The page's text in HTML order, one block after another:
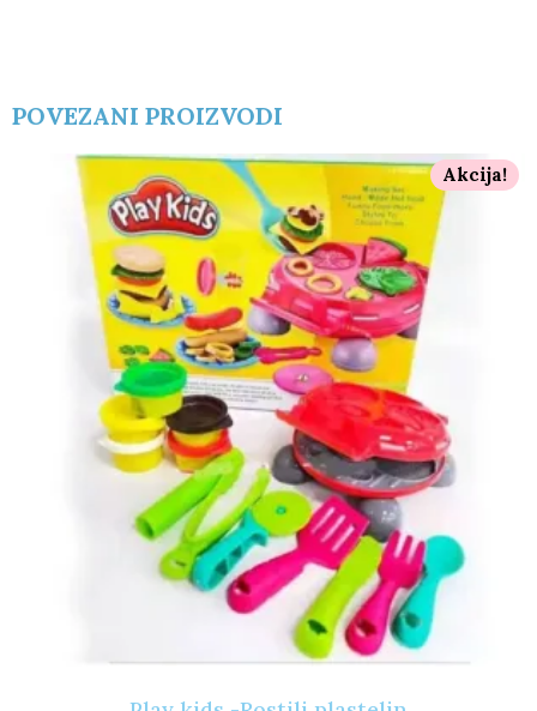
POVEZANI PROIZVODI
Akcija!